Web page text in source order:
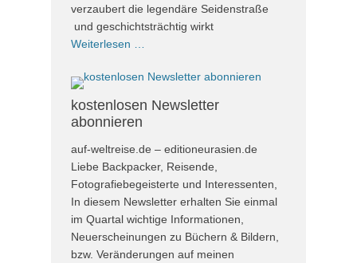
verzaubert die legendäre Seidenstraße
und geschichtsträchtig wirkt
Weiterlesen …
kostenlosen Newsletter
abonnieren
auf-weltreise.de – editioneurasien.de
Liebe Backpacker, Reisende,
Fotografiebegeisterte und Interessenten,
In diesem Newsletter erhalten Sie einmal
im Quartal wichtige Informationen,
Neuerscheinungen zu Büchern & Bildern,
bzw. Veränderungen auf meinen